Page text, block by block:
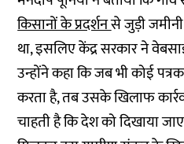
किसानों के प्रदर्शनसे जुड़ी
था, इसलिए केंद्र सरकार ने
उन्होंने कहा कि जब भी कोई
करता है, तब उसके खिलाफ
चाहती है कि देश को दिखाया